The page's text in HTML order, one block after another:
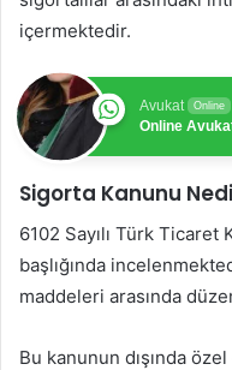
içermektedir.
Avukat Online
Online
Sigorta Kanunu
6102 Sayılı Türk
başlığında
maddeleri arasında
Bu kanunun dışında